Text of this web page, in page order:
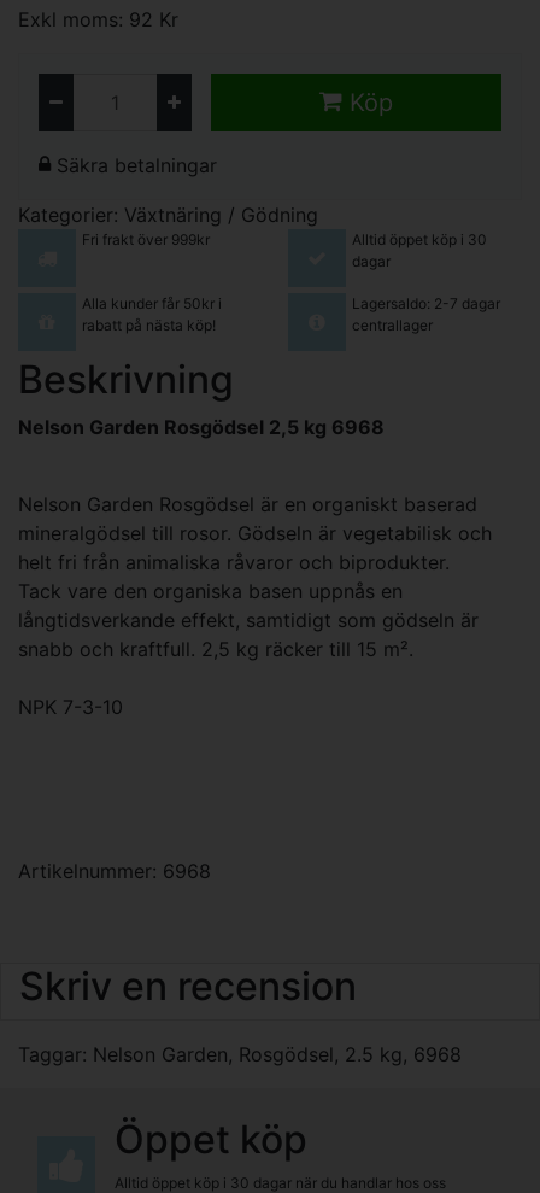
Exkl moms: 92 Kr
Köp
Säkra betalningar
Kategorier: Växtnäring / Gödning
Fri frakt över 999kr
Alltid öppet köp i 30
dagar
Alla kunder får 50kr i
rabatt på nästa köp!
Lagersaldo: 2-7 dagar
centrallager
Beskrivning
Nelson Garden Rosgödsel 2,5 kg 6968
Nelson Garden Rosgödsel är en organiskt baserad
mineralgödsel till rosor. Gödseln är vegetabilisk och
helt fri från animaliska råvaror och biprodukter.
Tack vare den organiska basen uppnås en
långtidsverkande effekt, samtidigt som gödseln är
snabb och kraftfull. 2,5 kg räcker till 15 m².
NPK 7-3-10
Artikelnummer: 6968
Skriv en recension
Taggar: Nelson Garden, Rosgödsel, 2.5 kg , 6968
Öppet köp
Alltid öppet köp i 30 dagar när du handlar hos oss